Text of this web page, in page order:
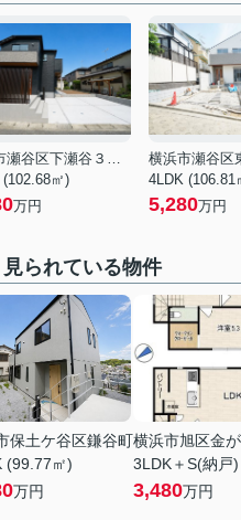
横浜市瀬谷区下瀬谷３丁目
㎡)
万円
横浜市瀬谷区
4LDK (106.81
5,280万円
見られている物件
保土ケ谷区鎌谷町
(99.77㎡)
万円
横浜市旭区金
3LDK＋S(納戸
3,480万円